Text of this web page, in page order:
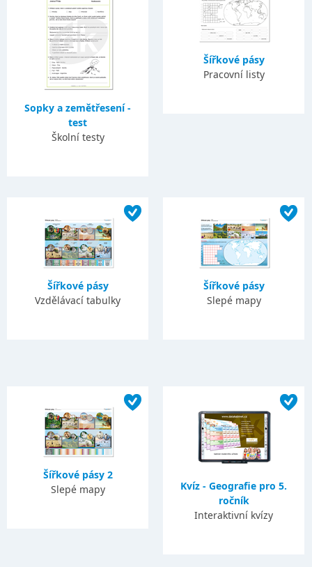
Sopky a zemětřesení -
test
Školní testy
Šířkové pásy
Pracovní listy
Šířkové pásy
Vzdělávací tabulky
Šířkové pásy
Slepé mapy
Šířkové pásy 2
Slepé mapy
Kvíz - Geografie pro 5.
ročník
Interaktivní kvízy